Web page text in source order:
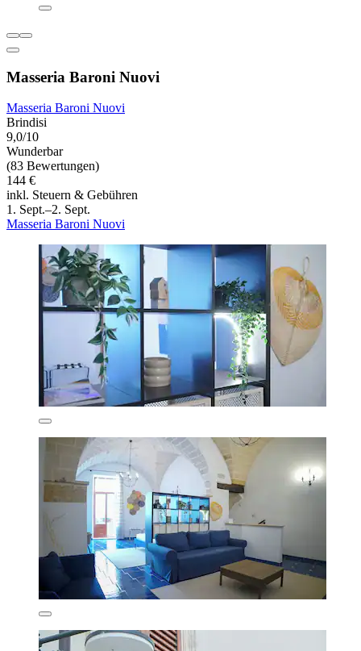
Masseria Baroni Nuovi
Masseria Baroni Nuovi
Brindisi
9,0/10
Wunderbar
(83 Bewertungen)
144 €
inkl. Steuern & Gebühren
1. Sept.–2. Sept.
Masseria Baroni Nuovi